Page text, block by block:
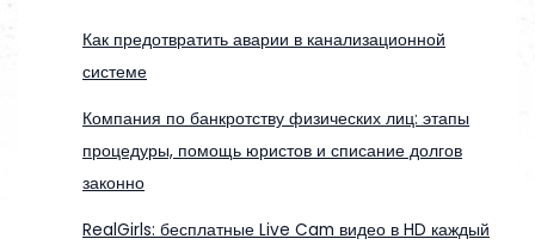
Как предотвратить аварии в канализационной
системе
Компания по банкротству физических лиц: этапы
процедуры, помощь юристов и списание долгов
законно
RealGirls: бесплатные Live Cam видео в HD каждый